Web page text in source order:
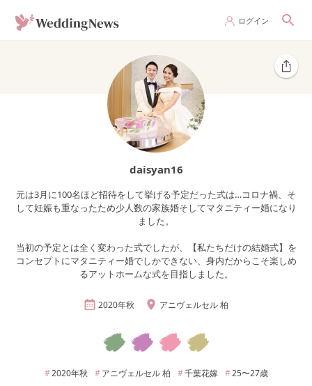
ログイン
daisyan16
元は3月に100名ほど招待をして挙げる予定だった式は…コロナ禍、そ
して妊娠も重なったため少人数の家族婚そしてマタニティー婚になり
ました。
当初の予定とは全く変わった式でしたが、【私たちだけの結婚式】を
コンセプトにマタニティー婚でしかできない、身内だからこそ楽しめ
るアットホームな式を目指しました。
2020年秋 アニヴェルセル 柏
2020年秋 アニヴェルセル 柏 千葉花嫁 25〜27歳